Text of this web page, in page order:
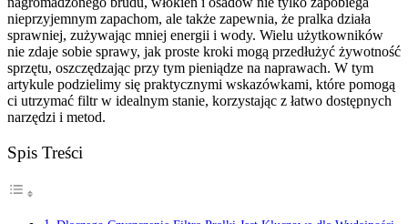
nieprzyjemnym zapachom, ale także zapewnia, że pralka działa
sprawniej, zużywając mniej energii i wody. Wielu użytkowników
nie zdaje sobie sprawy, jak proste kroki mogą przedłużyć żywotność
sprzętu, oszczędzając przy tym pieniądze na naprawach. W tym
artykule podzielimy się praktycznymi wskazówkami, które pomogą
ci utrzymać filtr w idealnym stanie, korzystając z łatwo dostępnych
narzędzi i metod.
Spis Treści